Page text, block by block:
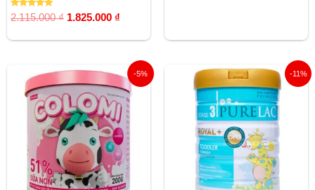
Được xếp
hạng
2.115.000₫ 1.825.000 ₫
-5%
Giá
gốc
là:
1.160.000 ₫.
Giá
hiện
tại
là:
1.100.000 ₫.
-11%
Giá
gốc
là:
1.910.000 ₫.
Giá
hiện
tại
là: